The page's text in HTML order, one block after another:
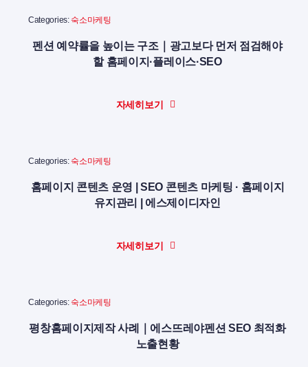
Categories: 숙소마케팅
펜션 예약률을 높이는 구조｜광고보다 먼저 점검해야
할 홈페이지·플레이스·SEO
자세히보기
Categories: 숙소마케팅
홈페이지 콘텐츠 운영 | SEO 콘텐츠 마케팅 · 홈페이지
유지관리 | 에스제이디자인
자세히보기
Categories: 숙소마케팅
평창홈페이지제작 사례｜에스뜨레야펜션 SEO 최적화
노출현황